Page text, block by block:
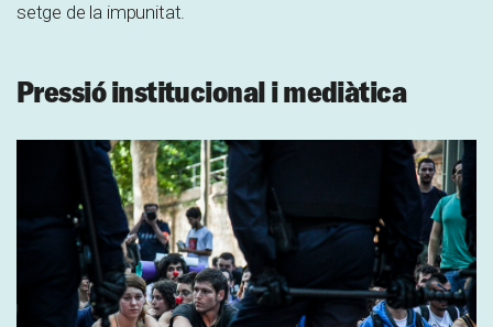
setge de la impunitat.
Pressió institucional i mediàtica